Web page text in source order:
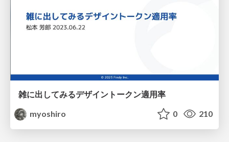
雑に出してみるデザイントークン適用率
myoshiro
0 210